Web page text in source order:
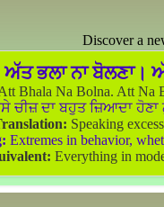
Discover a
ਅੱਤ ਭਲਾ ਨਾ ਬੋਲਣਾ।
Bhala Na Bolna. Att Na
ਚੀਜ਼ ਦਾ ਬਹੁਤ ਜ਼ਿਆਦਾ
Speaking
Extremes in behavior,
Everything in